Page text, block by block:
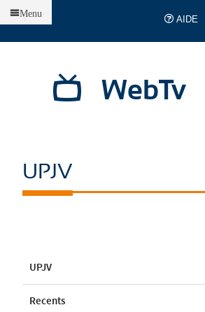
AIDE
WebTv
Menu
UPJV
UPJV
Recents